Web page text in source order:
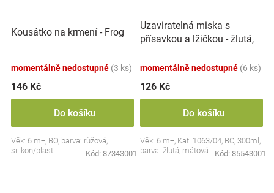
Kousátko na krmení - Frog
momentálně nedostupné (3 ks)
146 Kč
Do košíku
Věk: 6 m+, BO, barva: růžová,
silikon/plast
Kód: 87343001
Uzaviratelná miska s
přísavkou a lžičkou - žlutá,
momentálně nedostupné (6 ks)
126 Kč
Do košíku
Věk: 6 m+, Kat. 1063/04, BO, 300ml,
barva: žlutá, mátová
Kód: 85543001